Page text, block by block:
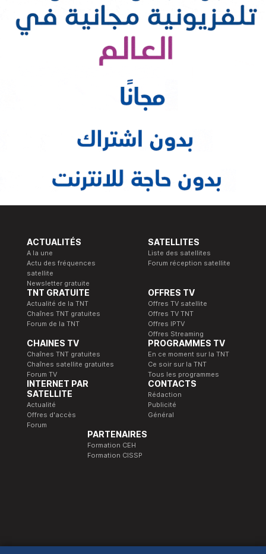
ACTUALITÉS
A la une
Actu des fréquences
satellite
Newsletter gratuite
SATELLITES
Liste des satellites
Forum réception satellite
TNT GRATUITE
Actualité de la TNT
Chaînes TNT gratuites
Forum de la TNT
OFFRES TV
Offres TV satellite
Offres TV TNT
Offres IPTV
Offres Streaming
CHAINES TV
Chaînes TNT gratuites
Chaînes satellite gratuites
Forum TV
PROGRAMMES TV
En ce moment sur la TNT
Ce soir sur la TNT
Tous les programmes
INTERNET PAR
SATELLITE
Actualité
Offres d'accès
Forum
CONTACTS
Rédaction
Publicité
Général
PARTENAIRES
Formation CEH
Formation CISSP